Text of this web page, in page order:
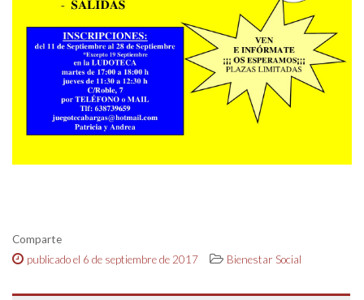
Comparte
publicado el 6 de septiembre de 2017
Bienestar Social